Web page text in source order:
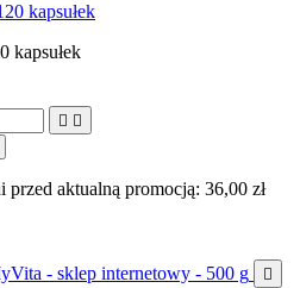
kapsułek
kapsułek
 
przed aktualną promocją: 36,00 zł
